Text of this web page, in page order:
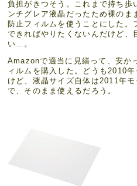
負担がきつそう。これまで持ち歩
ンチグレア液晶だったため裸のま
防止フィルムを使うことにした。
できればやりたくないんだけど、
い…。
Amazonで適当に見繕って、安か
ィルムを購入した。どうも2010
けど、液晶サイズ自体は2011年
で、そのまま使えるだろう。